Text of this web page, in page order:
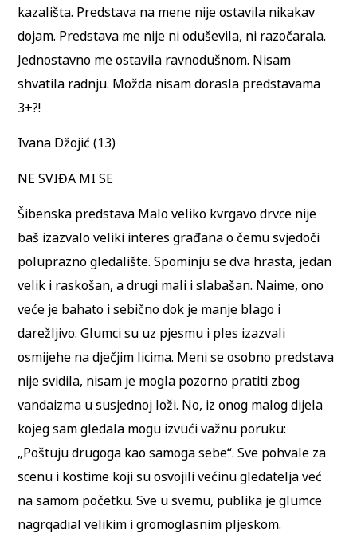
kazališta. Predstava na mene nije ostavila nikakav
dojam. Predstava me nije ni oduševila, ni razočarala.
Jednostavno me ostavila ravnodušnom. Nisam
shvatila radnju. Možda nisam dorasla predstavama
3+?!
Ivana Džojić (13)
NE SVIĐA MI SE
Šibenska predstava Malo veliko kvrgavo drvce nije
baš izazvalo veliki interes građana o čemu svjedoči
poluprazno gledalište. Spominju se dva hrasta, jedan
velik i raskošan, a drugi mali i slabašan. Naime, ono
veće je bahato i sebično dok je manje blago i
darežljivo. Glumci su uz pjesmu i ples izazvali
osmijehe na dječjim licima. Meni se osobno predstava
nije svidila, nisam je mogla pozorno pratiti zbog
vandaizma u susjednoj loži. No, iz onog malog dijela
kojeg sam gledala mogu izvući važnu poruku:
„Poštuju drugoga kao samoga sebe“. Sve pohvale za
scenu i kostime koji su osvojili većinu gledatelja već
na samom početku. Sve u svemu, publika je glumce
nagrqadial velikim i gromoglasnim pljeskom.